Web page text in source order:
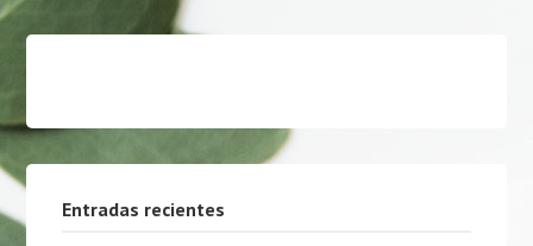
Entradas recientes